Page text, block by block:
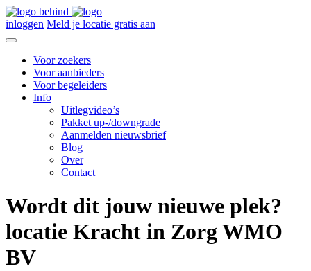
inloggen Meld je locatie gratis aan
Voor zoekers
Voor aanbieders
Voor begeleiders
Info
Uitlegvideo’s
Pakket up-/downgrade
Aanmelden nieuwsbrief
Blog
Over
Contact
Wordt dit jouw nieuwe plek?
locatie Kracht in Zorg WMO
BV